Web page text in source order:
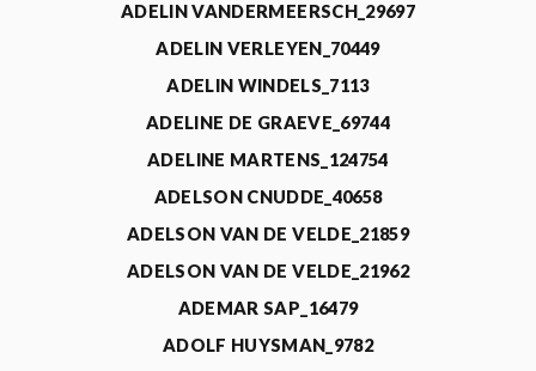
ADELIN VANDERMEERSCH_29697
ADELIN VERLEYEN_70449
ADELIN WINDELS_7113
ADELINE DE GRAEVE_69744
ADELINE MARTENS_124754
ADELSON CNUDDE_40658
ADELSON VAN DE VELDE_21859
ADELSON VAN DE VELDE_21962
ADEMAR SAP_16479
ADOLF HUYSMAN_9782